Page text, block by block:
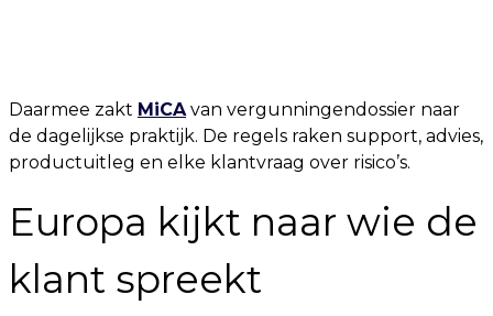
Daarmee zakt MiCAvan vergunningendossier naar
de dagelijkse praktijk. De regels raken support, advies,
productuitleg en elke klantvraag over risico’s.
Europa kijkt naar wie de
klant spreekt